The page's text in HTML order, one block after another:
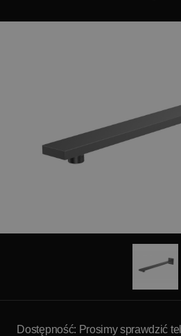
Dostępność: Prosimy sprawdzić